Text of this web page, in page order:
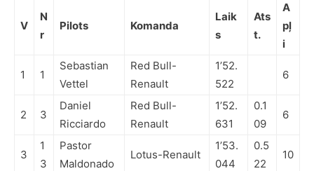
V
N
r
Pilots Komanda
Laik
s
Ats
t.
A
pļ
i
1 1
Sebastian
Vettel
Red Bull-
Renault
1’52.
522
6
2 3
Daniel
Ricciardo
Red Bull-
Renault
1’52.
631
0.1
09
6
3
1
3
Pastor
Maldonado
Lotus-Renault
1’53.
044
0.5
22
10